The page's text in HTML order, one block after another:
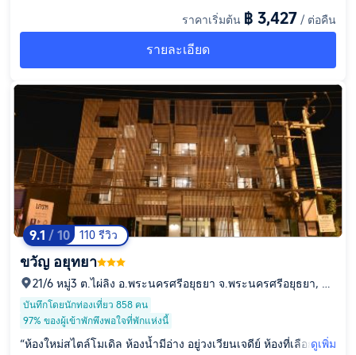
ราคาเริ่มต้น ฿ 3,427 / ต่อคืน
รายละเอียด
9.1 / 10 110 รีวิว
ขวัญ อยุทยา
21/6 หมู่3 ต.ไผ่ลิง อ.พระนครศรีอยุธยา จ.พระนครศรีอยุธยา, ตำ
บล ไผ่ลิง, จังหวัดพระนครศรีอยุธยา, 13000
บันทึกโดยนักท่องเที่ยว 858 คน
97% ของผู้เข้าพักพึงพอใจที่พักแห่งนี้
“ห้องใหม่สไตล์โมเดิล ห้องน้ำมีอ่าง อยู่วงเวียนเจดีย์ ห้องที่เลือกกลา
ดูเพิ่ม